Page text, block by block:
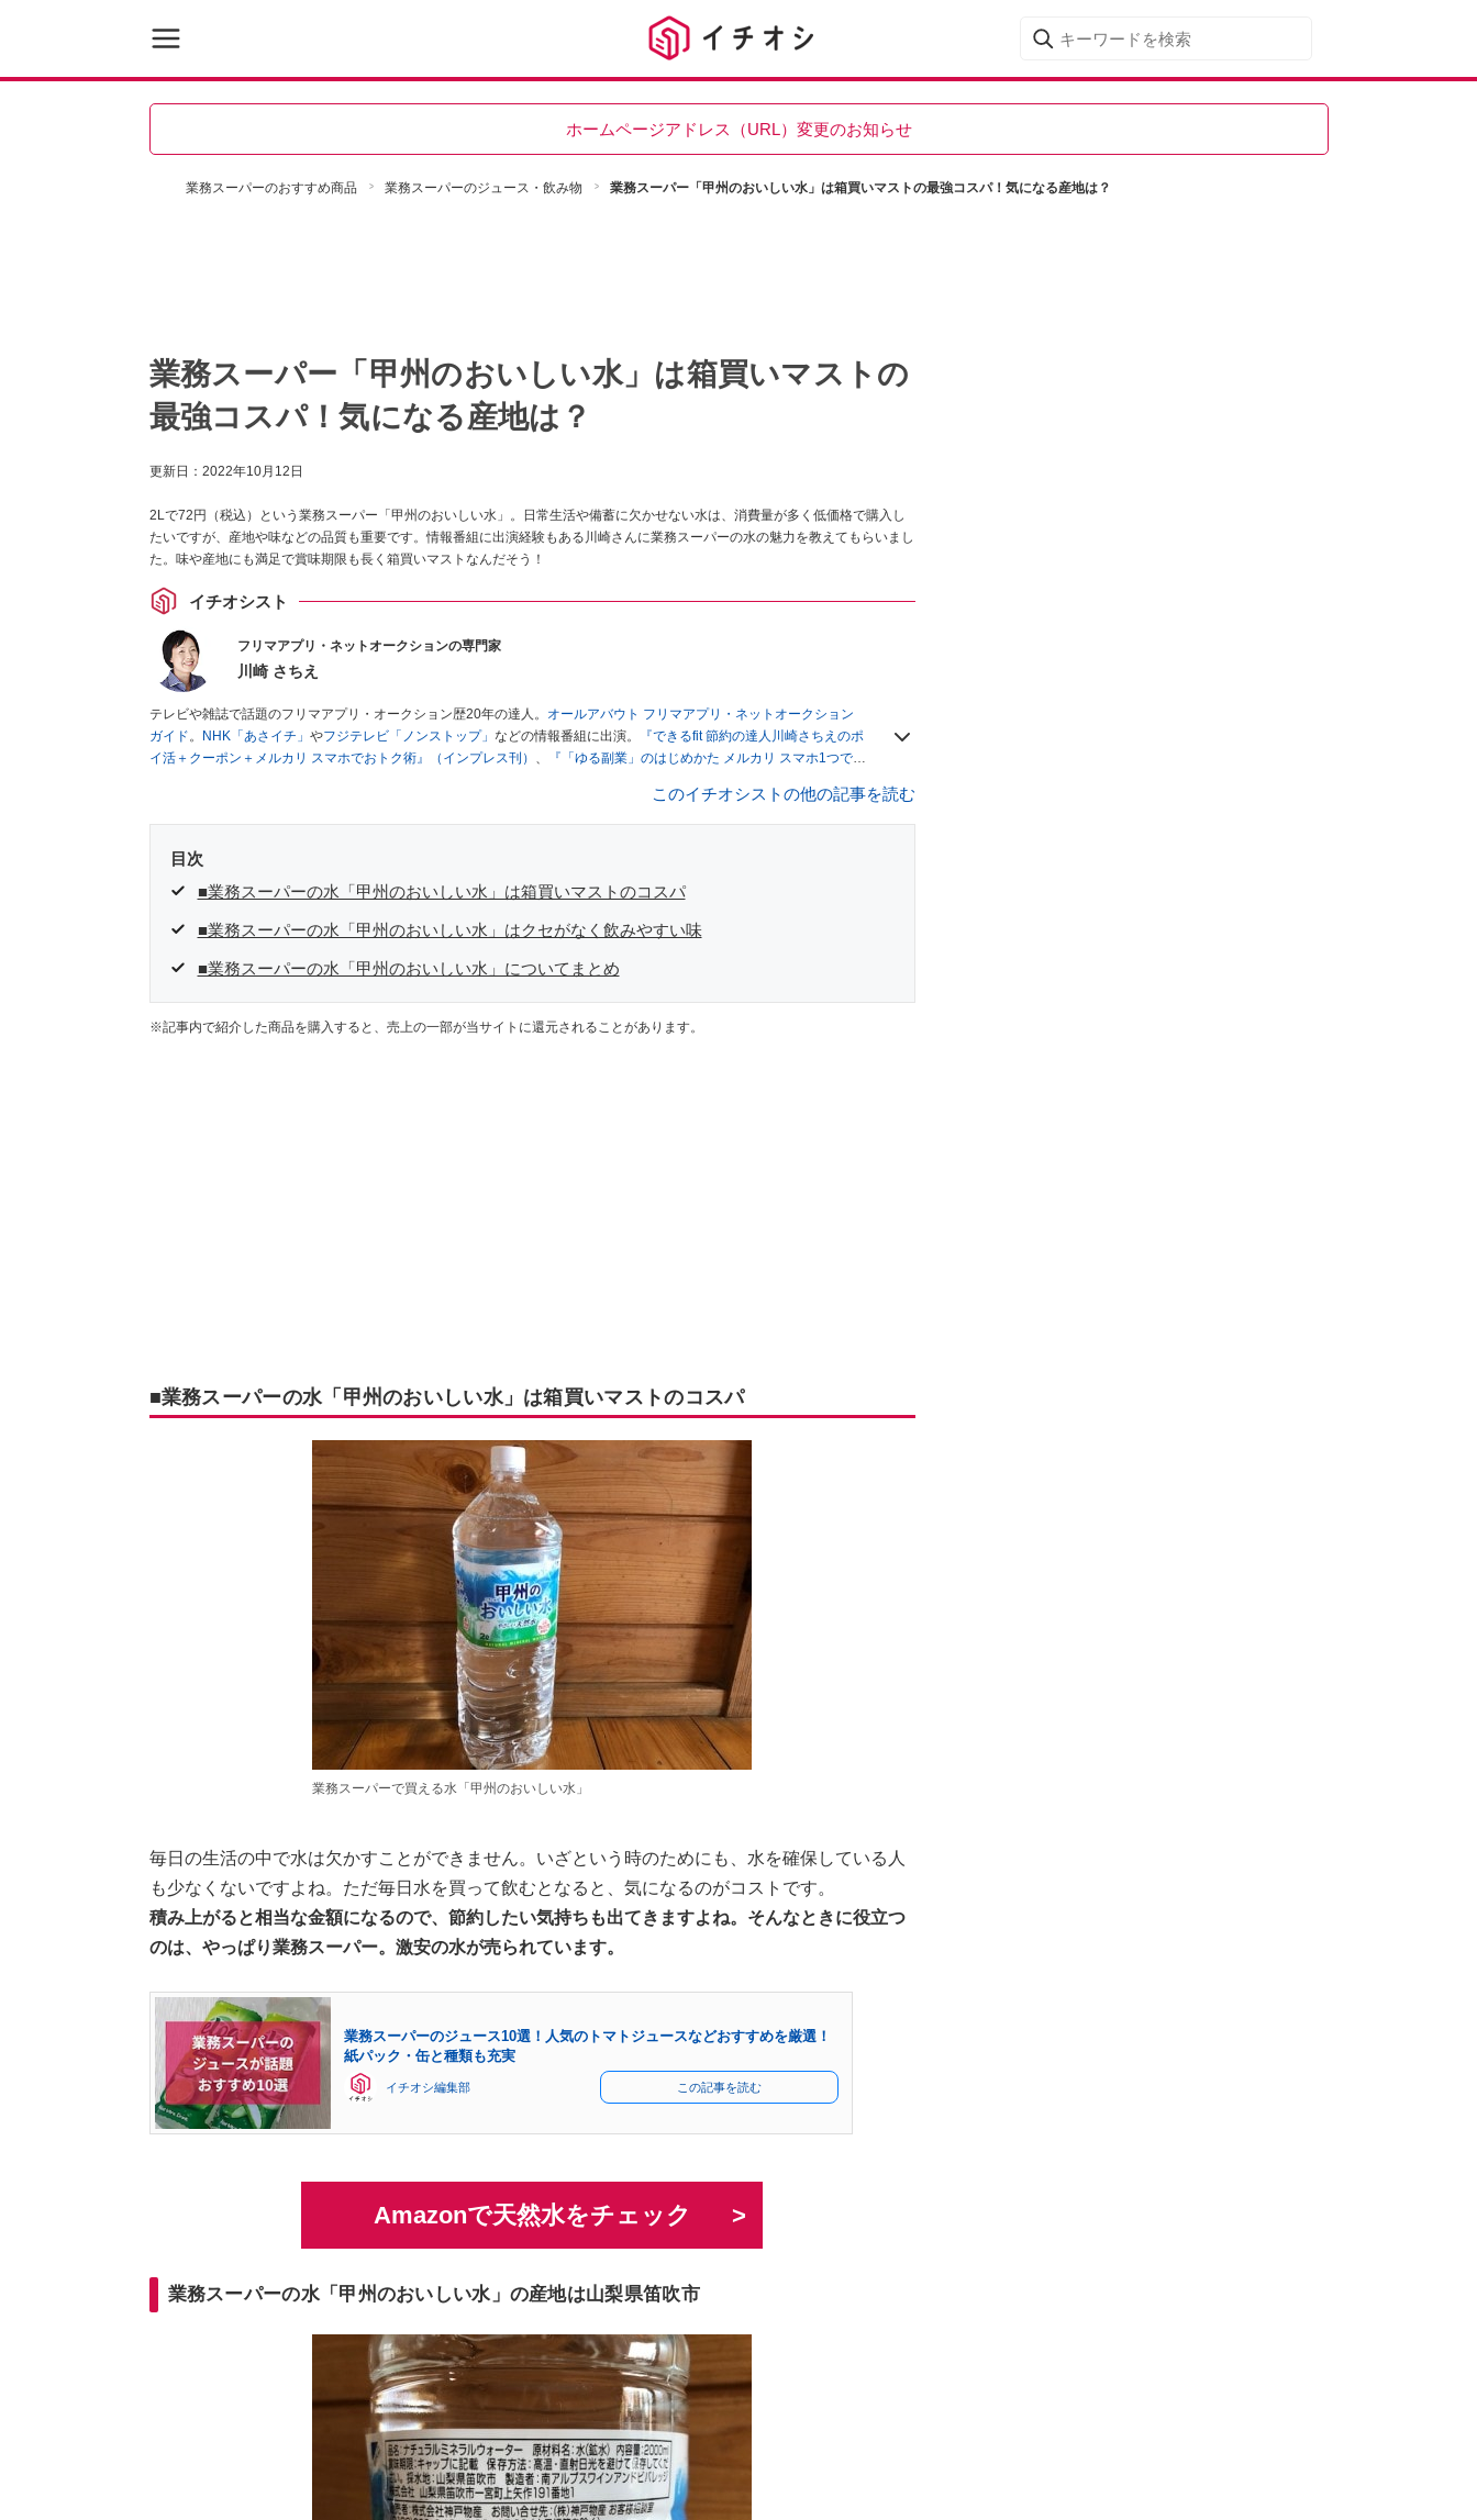
ホームページアドレス（URL）変更のお知らせ
業務スーパーのおすすめ商品 業務スーパーのジュース・飲み物 業務スーパー「甲州のおいしい水」は箱買いマストの最強コスパ！気になる産地は？
業務スーパー「甲州のおいしい水」は箱買いマストの
最強コスパ！気になる産地は？
更新日： 2022年10月12日
2Lで72円（税込）という業務スーパー「甲州のおいしい水」。日常生活や備蓄に欠かせない水は、消費量が多く低価格で購入し
たいですが、産地や味などの品質も重要です。情報番組に出演経験もある川崎さんに業務スーパーの水の魅力を教えてもらいまし
た。味や産地にも満足で賞味期限も長く箱買いマストなんだそう！
イチオシスト
フリマアプリ・ネットオークションの専門家
川崎 さちえ
テレビや雑誌で話題のフリマアプリ・オークション歴20年の達人。
オールアバウト フリマアプリ・ネットオークション
ガイド。 NHK「あさイチ」 やフジテレビ「ノンストップ」 などの情報番組に出演。
『できるfit 節約の達人川崎さちえのポ
イ活＋クーポン＋メルカリ スマホでおトク術』（インプレス刊） 、
『「ゆる副業」のはじめかた メルカリ スマホ1つでス
■経歴：2003年、夫が子育てをするために、突然会社を辞める。翌月からの給料が０円になり、家にいながら、しかも空
いた時間でできるオークションに目をつける。しかし、取引の仕方がわからずに、まずは落札者として参加。その後、出
を生活の一部に取り入れるべく、「ネットオークションやフリマアプリは生活のインフラになる」という考えを持つ。ま
た消費税増税の社会においては、ネットオークションやフリマアプリが家計の救世主になりえると考え、業者とは違う視
このイチオシストの他の記事を読む
目次
■業務スーパーの水「甲州のおいしい水」は箱買いマストのコスパ
■業務スーパーの水「甲州のおいしい水」はクセがなく飲みやすい味
■業務スーパーの水「甲州のおいしい水」についてまとめ
※記事内で紹介した商品を購入すると、売上の一部が当サイトに還元されることがあります。
■業務スーパーの水「甲州のおいしい水」は箱買いマストのコスパ
業務スーパーで買える水「甲州のおいしい水」
毎日の生活の中で水は欠かすことができません。いざという時のためにも、水を確保している人
も少なくないですよね。ただ毎日水を買って飲むとなると、気になるのがコストです。
積み上がると相当な金額になるので、節約したい気持ちも出てきますよね。そんなときに役立つ
のは、やっぱり業務スーパー。激安の水が売られています。
業務スーパーのジュース10選！人気のトマトジュースなどおすすめを厳選！
紙パック・缶と種類も充実
イチオシ編集部 この記事を読む
Amazonで天然水をチェック
業務スーパーの水「甲州のおいしい水」の産地は山梨県笛吹市